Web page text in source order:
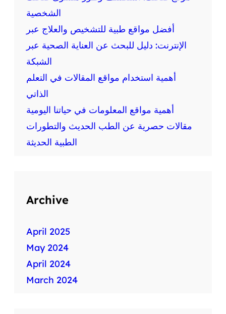
الشخصية
أفضل مواقع طبية للتشخيص والعلاج عبر
الإنترنت: دليل للبحث عن العناية الصحية عبر
الشبكة
أهمية استخدام مواقع المقالات في التعلم
الذاتي
أهمية مواقع المعلومات في حياتنا اليومية
مقالات حصرية عن الطب الحديث والتطورات
الطبية الحديثة
Archive
April 2025
May 2024
April 2024
March 2024